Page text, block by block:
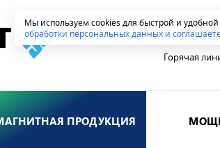
Мы используем cookies для быстрой и
обработки персональных данных и8 800
Горячая
ПРОДУКЦИЯ